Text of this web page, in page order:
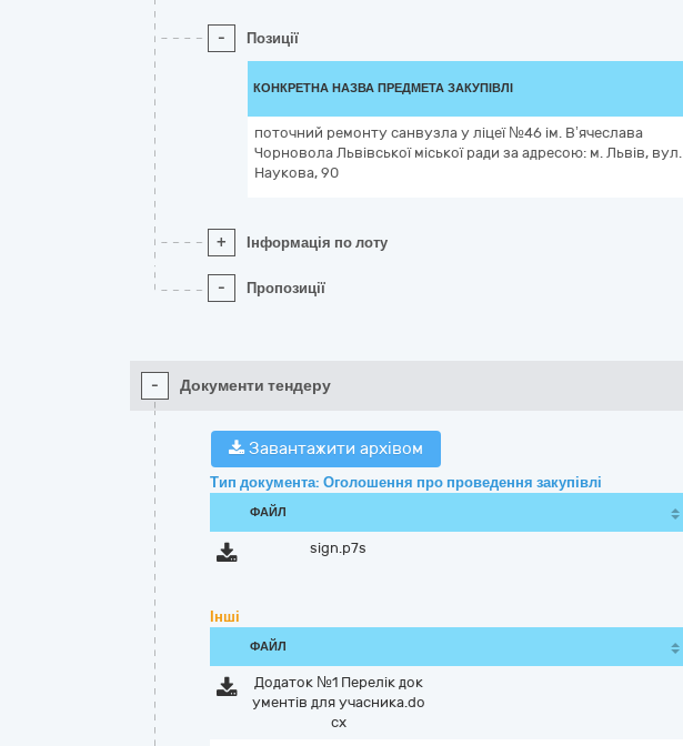
- Позиції
КОНКРЕТНА НАЗВА ПРЕДМЕТА ЗАКУПІВЛІ
поточний ремонту санвузла у ліцеї №46 ім. В’ячеслава
Чорновола Львівської міської ради за адресою: м. Львів, вул.
Наукова, 90
+ Інформація по лоту
- Пропозиції
- Документи тендеру
Завантажити архівом
Тип документа: Оголошення про проведення закупівлі
ФАЙЛ
sign.p7s
Інші
ФАЙЛ
Додаток №1 Перелік док
ументів для учасника.do
cx